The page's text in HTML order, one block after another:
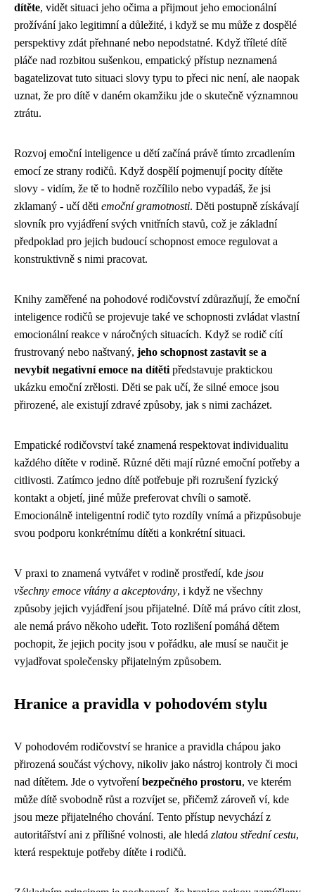
dítěte, vidět situaci jeho očima a přijmout jeho emocionální
prožívání jako legitimní a důležité, i když se mu může z dospělé
perspektivy zdát přehnané nebo nepodstatné. Když tříleté dítě
pláče nad rozbitou sušenkou, empatický přístup neznamená
bagatelizovat tuto situaci slovy typu to přeci nic není, ale naopak
uznat, že pro dítě v daném okamžiku jde o skutečně významnou
ztrátu.
Rozvoj emoční inteligence u dětí začíná právě tímto zrcadlením
emocí ze strany rodičů. Když dospělí pojmenují pocity dítěte
slovy - vidím, že tě to hodně rozčílilo nebo vypadáš, že jsi
zklamaný - učí děti emoční gramotnosti. Děti postupně získávají
slovník pro vyjádření svých vnitřních stavů, což je základní
předpoklad pro jejich budoucí schopnost emoce regulovat a
konstruktivně s nimi pracovat.
Knihy zaměřené na pohodové rodičovství zdůrazňují, že emoční
inteligence rodičů se projevuje také ve schopnosti zvládat vlastní
emocionální reakce v náročných situacích. Když se rodič cítí
frustrovaný nebo naštvaný, jeho schopnost zastavit se a
nevybít negativní emoce na dítěti představuje praktickou
ukázku emoční zrělosti. Děti se pak učí, že silné emoce jsou
přirozené, ale existují zdravé způsoby, jak s nimi zacházet.
Empatické rodičovství také znamená respektovat individualitu
každého dítěte v rodině. Různé děti mají různé emoční potřeby a
citlivosti. Zatímco jedno dítě potřebuje při rozrušení fyzický
kontakt a objetí, jiné může preferovat chvíli o samotě.
Emocionálně inteligentní rodič tyto rozdíly vnímá a přizpůsobuje
svou podporu konkrétnímu dítěti a konkrétní situaci.
V praxi to znamená vytvářet v rodině prostředí, kde jsou
všechny emoce vítány a akceptovány, i když ne všechny
způsoby jejich vyjádření jsou přijatelné. Dítě má právo cítit zlost,
ale nemá právo někoho udeřit. Toto rozlišení pomáhá dětem
pochopit, že jejich pocity jsou v pořádku, ale musí se naučit je
vyjadřovat společensky přijatelným způsobem.
Hranice a pravidla v pohodovém stylu
V pohodovém rodičovství se hranice a pravidla chápou jako
přirozená součást výchovy, nikoliv jako nástroj kontroly či moci
nad dítětem. Jde o vytvořeníbezpečného prostoru, ve kterém
může dítě svobodně růst a rozvíjet se, přičemž zároveň ví, kde
jsou meze přijatelného chování. Tento přístup nevychází z
autoritářství ani z přílišné volnosti, ale hledá zlatou střední cestu,
která respektuje potřeby dítěte i rodičů.